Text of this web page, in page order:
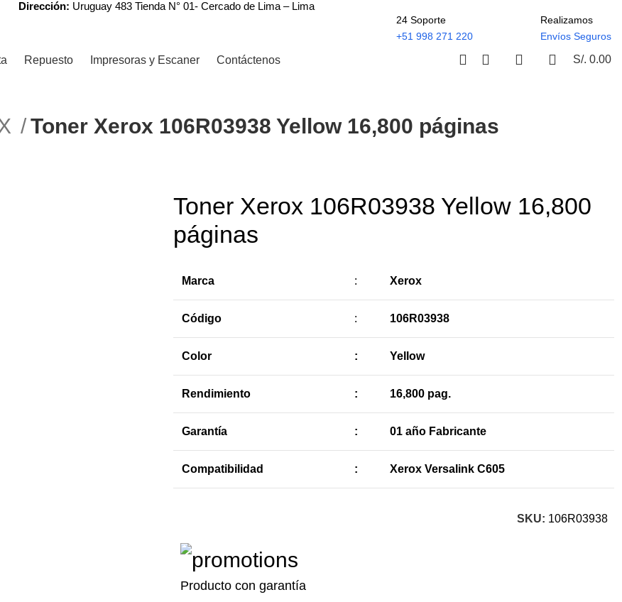
Dirección: Uruguay 483 Tienda N° 01- Cercado de Lima – Lima
24 Soporte
+51 998 271 220
Realizamos
Envíos Seguros
Repuesto Impresoras y Escaner Contáctenos S/. 0.00
Toner Xerox 106R03938 Yellow 16,800 páginas
Toner Xerox 106R03938 Yellow 16,800
páginas
Marca : Xerox
Código : 106R03938
Color : Yellow
Rendimiento : 16,800 pag.
Garantía : 01 año Fabricante
Compatibilidad : Xerox Versalink C605
SKU: 106R03938
Producto con garantía